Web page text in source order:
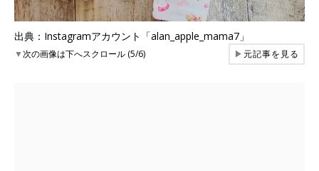
出典：Instagramアカウント「alan_apple_mama7」
▼次の画像は下へスクロール (5/6) ▶元記事を見る